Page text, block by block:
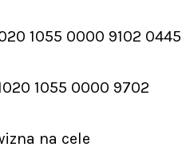
1055 0000 9102 0445
1055 0000 9702
na cele